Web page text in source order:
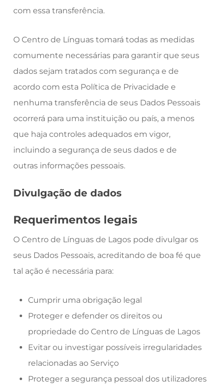
com essa transferência.
O Centro de Línguas tomará todas as medidas
comumente necessárias para garantir que seus
dados sejam tratados com segurança e de
acordo com esta Política de Privacidade e
nenhuma transferência de seus Dados Pessoais
ocorrerá para uma instituição ou país, a menos
que haja controles adequados em vigor,
incluindo a segurança de seus dados e de
outras informações pessoais.
Divulgação de dados
Requerimentos legais
O Centro de Línguas de Lagos pode divulgar os
seus Dados Pessoais, acreditando de boa fé que
tal ação é necessária para:
Cumprir uma obrigação legal
Proteger e defender os direitos ou
propriedade do Centro de Línguas de Lagos
Evitar ou investigar possíveis irregularidades
relacionadas ao Serviço
Proteger a segurança pessoal dos utilizadores